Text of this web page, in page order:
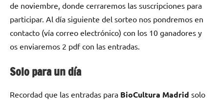
de noviembre, donde cerraremos las suscripciones para
participar. Al día siguiente del sorteo nos pondremos en
contacto (vía correo electrónico) con los 10 ganadores y
os enviaremos 2 pdf con las entradas.
Solo para un día
Recordad que las entradas para BioCultura Madrid solo